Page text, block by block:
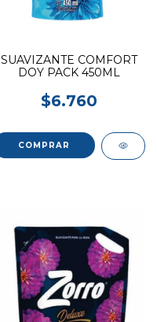
SUAVIZANTE COMFORT
DOY PACK 450ML
$6.760